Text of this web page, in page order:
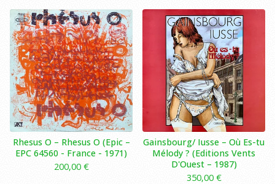
Rhesus O – Rhesus O (Epic –
EPC 64560 - France - 1971)
200,00 €
Gainsbourg/ Iusse – Où Es-tu
Mélody ? (Editions Vents
D'Ouest – 1987)
350,00 €